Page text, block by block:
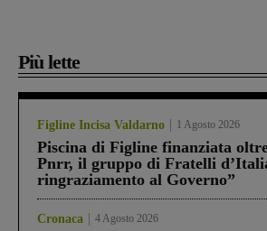
Più lette
Figline Incisa Valdarno 1 Agosto 2026
Piscina di Figline finanziata
Pnrr, il gruppo di Fratelli
ringraziamento al Governo”
Cronaca 4 Agosto 2026